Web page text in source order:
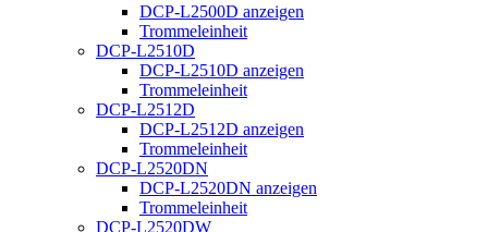
DCP-L2500D anzeigen
Trommeleinheit
DCP-L2510D
DCP-L2510D anzeigen
Trommeleinheit
DCP-L2512D
DCP-L2512D anzeigen
Trommeleinheit
DCP-L2520DN
DCP-L2520DN anzeigen
Trommeleinheit
DCP-L2520DW